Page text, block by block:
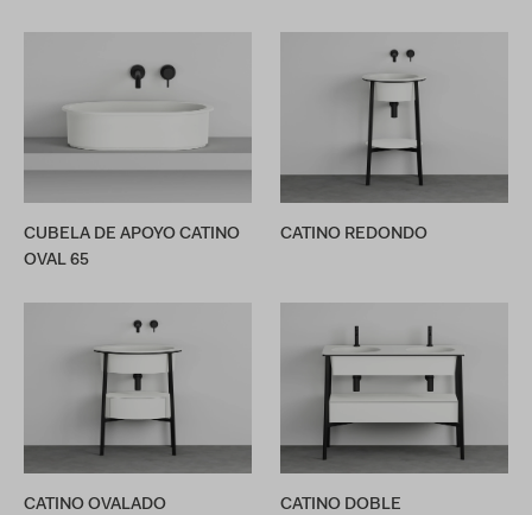
CUBELA DE APOYO CATINO
OVAL 65
CATINO REDONDO
CATINO OVALADO CATINO DOBLE